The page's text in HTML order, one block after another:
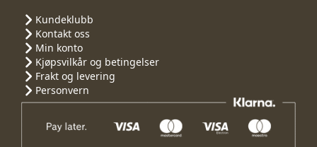
Kundeklubb
Kontakt oss
Min konto
Kjøpsvilkår og betingelser
Frakt og levering
Personvern